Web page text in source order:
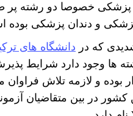
خصوصا دو رشته پر
پزشکی و دندان پزشکی بوده
که در دانشگاه های
ها وجود دارد شرایط
بوده و لازمه تلاش فراوان
کشور در بین متقاضیان